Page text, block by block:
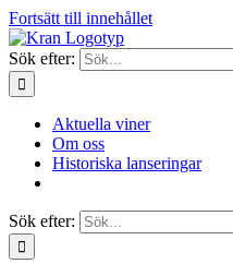
Fortsätt till innehållet
Sök efter:
Aktuella viner
Om oss
Historiska lanseringar
Sök efter: